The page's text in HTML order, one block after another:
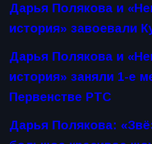
Дарья Полякова и
история» завоевали
Дарья Полякова и
история» заняли 1-e
Первенстве РТС
Дарья Полякова: